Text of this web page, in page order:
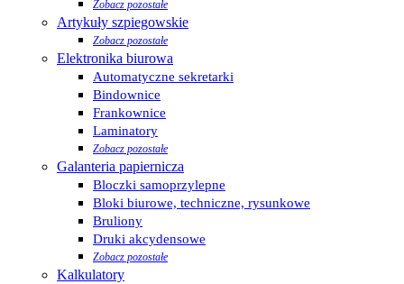
Zobacz pozostałe
Artykuły szpiegowskie
Zobacz pozostałe
Elektronika biurowa
Automatyczne sekretarki
Bindownice
Frankownice
Laminatory
Zobacz pozostałe
Galanteria papiernicza
Bloczki samoprzylepne
Bloki biurowe, techniczne, rysunkowe
Bruliony
Druki akcydensowe
Zobacz pozostałe
Kalkulatory